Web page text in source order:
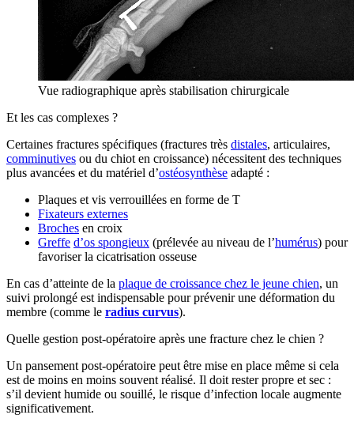
Vue radiographique après stabilisation chirurgicale
Et les cas complexes ?
Certaines fractures spécifiques (fractures très distales, articulaires,
comminutives ou du chiot en croissance) nécessitent des techniques
plus avancées et du matériel d’ostéosynthèse adapté :
Plaques et vis verrouillées en forme de T
Fixateurs externes
Broches en croix
Greffe d’os spongieux (prélevée au niveau de l’humérus) pour
favoriser la cicatrisation osseuse
En cas d’atteinte de la plaque de croissance chez le jeune chien, un
suivi prolongé est indispensable pour prévenir une déformation du
membre (comme le radius curvus).
Quelle gestion post-opératoire après une fracture chez le chien ?
Un pansement post-opératoire peut être mise en place même si cela
est de moins en moins souvent réalisé. Il doit rester propre et sec :
s’il devient humide ou souillé, le risque d’infection locale augmente
significativement.